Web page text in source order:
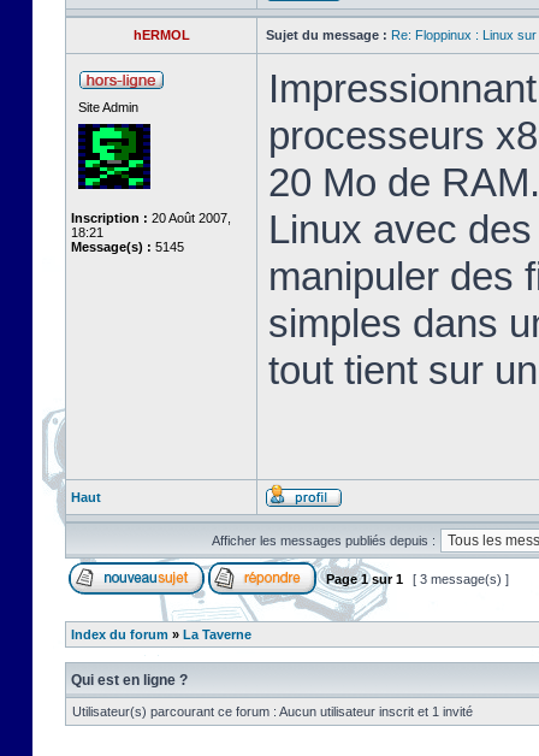
hERMOL Sujet du message : Re: Floppinux : Linux
Site Admin
Inscription : 20 Août 2007,
18:21
Message(s) : 5145
processeurs
20 Mo de
Linux avec
manipuler des
simples dans
tout tient sur
Haut
Afficher les messages publiés depuis :
Page1sur1 [ 3 message(s) ]
Index du forum » La Taverne
Qui est en ligne ?
Utilisateur(s) parcourant ce forum : Aucun utilisateur inscrit et 1 invité